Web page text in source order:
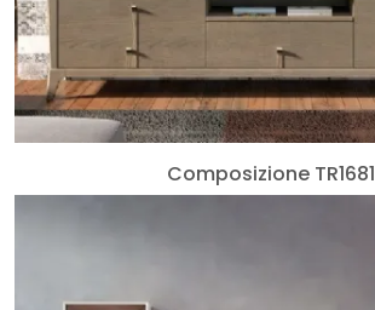
Composizione TR1681